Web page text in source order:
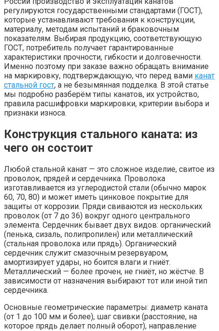
регулируются государственными стандартами (ГОСТ),
которые устанавливают требования к конструкции,
материалу, методам испытаний и браковочным
показателям. Выбирая продукцию, соответствующую
ГОСТ, потребитель получает гарантированные
характеристики прочности, гибкости и долговечности.
Именно поэтому при заказе важно обращать внимание
на маркировку, подтверждающую, что перед вами канат
стальной гост, а не безымянная подделка. В этой статье
мы подробно разберём типы канатов, их устройство,
правила расшифровки маркировки, критерии выбора и
признаки износа.
Конструкция стального каната: из
чего он состоит
Любой стальной канат — это сложное изделие, свитое из
проволок, прядей и сердечника. Проволока
изготавливается из углеродистой стали (обычно марок
60, 70, 80) и может иметь цинковое покрытие для
защиты от коррозии. Пряди свиваются из нескольких
проволок (от 7 до 36) вокруг одного центрального
элемента. Сердечник бывает двух видов: органический
(пенька, сизаль, полипропилен) или металлический
(стальная проволока или прядь). Органический
сердечник служит смазочным резервуаром,
амортизирует удары, но боится влаги и гниёт.
Металлический — более прочен, не гниёт, но жёстче. В
зависимости от назначения выбирают тот или иной тип
сердечника.
Основные геометрические параметры: диаметр каната
(от 1 до 100 мм и более), шаг свивки (расстояние, на
которое прядь делает полный оборот), направление